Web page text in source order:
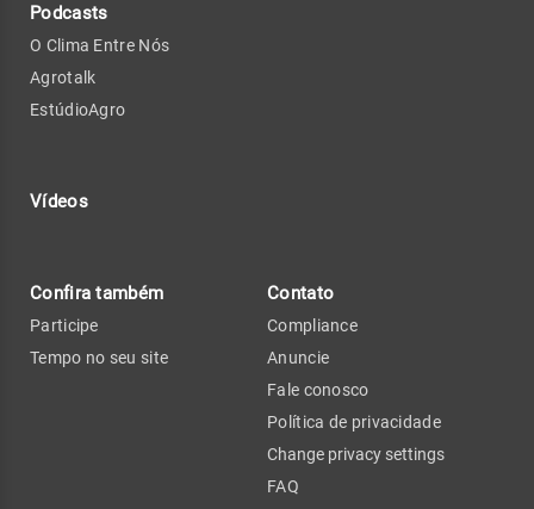
Podcasts
O Clima Entre Nós
Agrotalk
EstúdioAgro
Vídeos
Confira também
Participe
Tempo no seu site
Contato
Compliance
Anuncie
Fale conosco
Política de privacidade
Change privacy settings
FAQ